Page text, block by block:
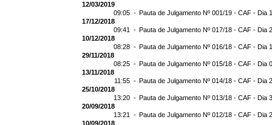
12/03/2019
09:05 - Pauta de Julgamento Nº 001/19 - CAF - Dia
17/12/2018
09:41 - Pauta de Julgamento Nº 017/18 - CAF - Dia
10/12/2018
08:28 - Pauta de Julgamento Nº 016/18 - CAF - Dia
29/11/2018
08:25 - Pauta de Julgamento Nº 015/18 - CAF - Dia
13/11/2018
11:55 - Pauta de Julgamento Nº 014/18 - CAF - Dia
25/10/2018
13:20 - Pauta de Julgamento Nº 013/18 - CAF - Dia
20/09/2018
13:21 - Pauta de Julgamento Nº 012/18 - CAF - Dia
10/09/2018